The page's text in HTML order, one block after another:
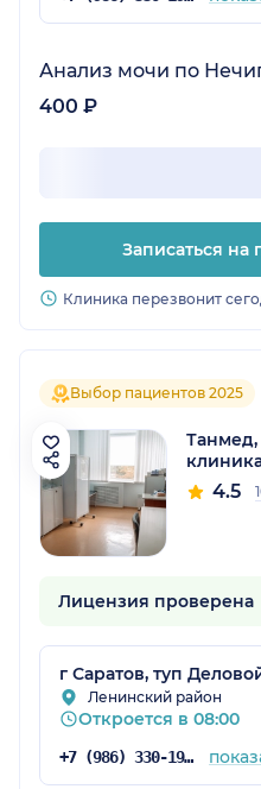
Анализ мочи по
400 ₽
Записаться на
Клиника перезвонит
Выбор пациентов 2025
4.5
Лицензия проверена
г Саратов, туп
Ленинский район
Откроется в 08:00
+7 (986) 330-19-26